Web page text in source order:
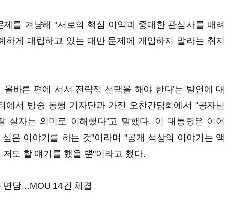
를 겨냥해 "서로의 핵심 이익과 중대한 관심사를 배려
하게 대립하고 있는 대만 문제에 개입하지 말라는 취지
바른 편에 서서 전략적 선택을 해야 한다'는 발언에 대
에서 방중 동행 기자단과 가진 오찬간담회에서 "공자님
살자는 의미로 이해했다"고 말했다. 이 대통령은 이어
은 이야기를 하는 것"이라며 "공개 석상의 이야기는 액
도 할 얘기를 했을 뿐"이라고 했다.
면담…MOU 14건 체결